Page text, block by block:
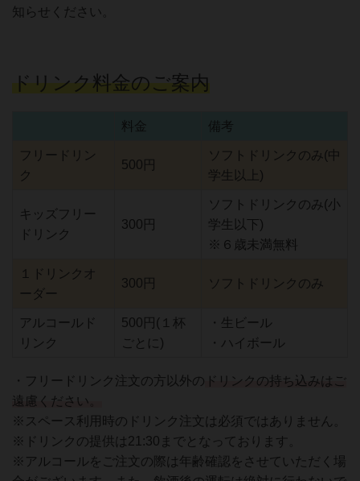
知らせください。
ドリンク料金のご案内
料金 備考
フリードリン
ク
500円
ソフトドリンクのみ(中
学生以上)
キッズフリー
ドリンク
300円
ソフトドリンクのみ(小
学生以下)
※６歳未満無料
１ドリンクオ
ーダー
300円 ソフトドリンクのみ
アルコールド
リンク
500円(１杯
ごとに)
・生ビール
・ハイボール
・フリードリンク注文の方以外の ドリンクの持ち込みはご
遠慮ください。
※スペース利用時のドリンク注文は必須ではありません。
※ドリンクの提供は21:30までとなっております。
※アルコールをご注文の際は年齢確認をさせていただく場